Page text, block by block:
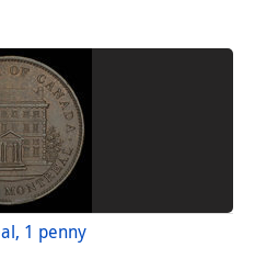
1 penny